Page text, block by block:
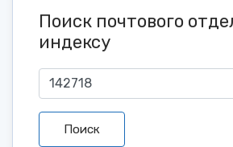
Поиск почтового
индексу
Поиск